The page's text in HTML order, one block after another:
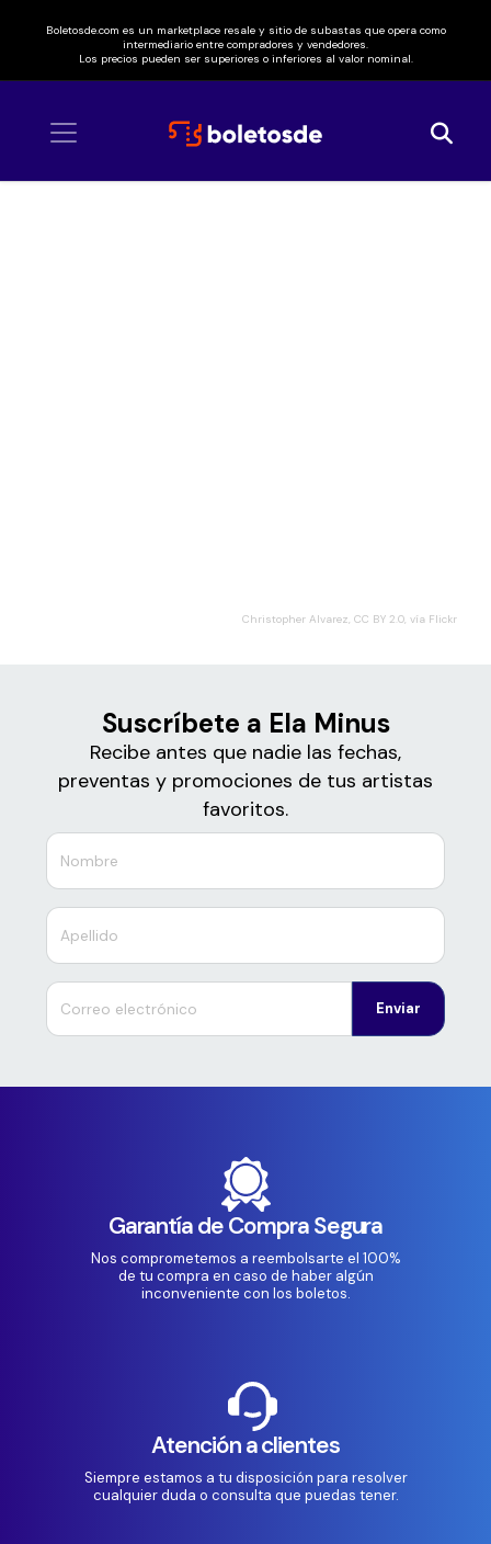
Boletosde.com es un marketplace resale y sitio de subastas que opera como
intermediario entre compradores y vendedores.
Los precios pueden ser superiores o inferiores al valor nominal.
Christopher Alvarez, CC BY 2.0, vía Flickr
Suscríbete a Ela Minus
Recibe antes que nadie las fechas,
preventas y promociones de tus artistas
favoritos.
Enviar
Garantía de Compra Segura
Nos comprometemos a reembolsarte el 100%
de tu compra en caso de haber algún
inconveniente con los boletos.
Atención a clientes
Siempre estamos a tu disposición para resolver
cualquier duda o consulta que puedas tener.